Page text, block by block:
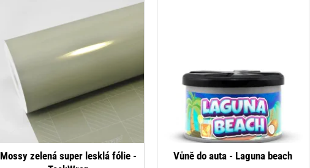
Mossy zelená super lesklá fólie -
Vůně do auta - Laguna beach